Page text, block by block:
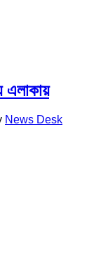
এলাকায়
News Desk